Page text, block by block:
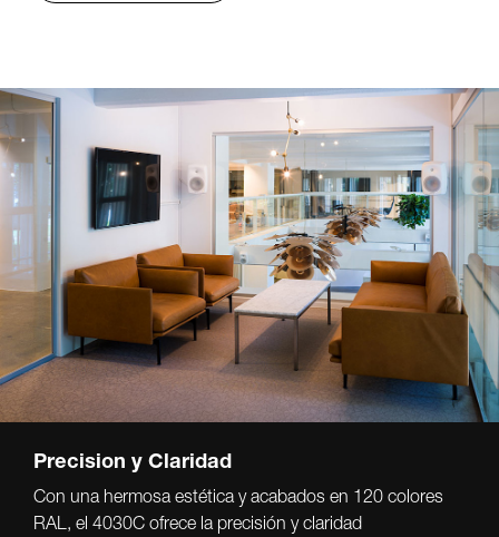
Precision y Claridad
Con una hermosa estética y acabados en 120 colores
RAL, el 4030C ofrece la precisión y claridad